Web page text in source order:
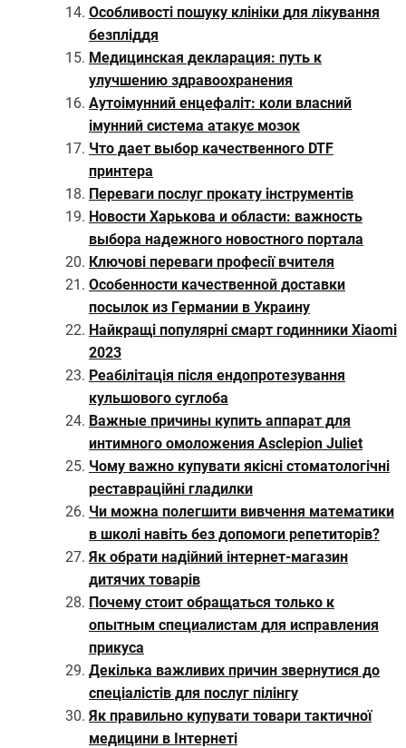
Особливості пошуку клініки для лікування
безпліддя
Медицинская декларация: путь к
улучшению здравоохранения
Аутоімунний енцефаліт: коли власний
імунний система атакує мозок
Что дает выбор качественного DTF
принтера
Переваги послуг прокату інструментів
Новости Харькова и области: важность
выбора надежного новостного портала
Ключові переваги професії вчителя
Особенности качественной доставки
посылок из Германии в Украину
Найкращі популярні смарт годинники Xiaomi
2023
Реабілітація після ендопротезування
кульшового суглоба
Важные причины купить аппарат для
интимного омоложения Asclepion Juliet
Чому важно купувати якісні стоматологічні
реставраційні гладилки
Чи можна полегшити вивчення математики
в школі навіть без допомоги репетиторів?
Як обрати надійний інтернет-магазин
дитячих товарів
Почему стоит обращаться только к
опытным специалистам для исправления
прикуса
Декілька важливих причин звернутися до
спеціалістів для послуг пілінгу
Як правильно купувати товари тактичної
медицини в Інтернеті